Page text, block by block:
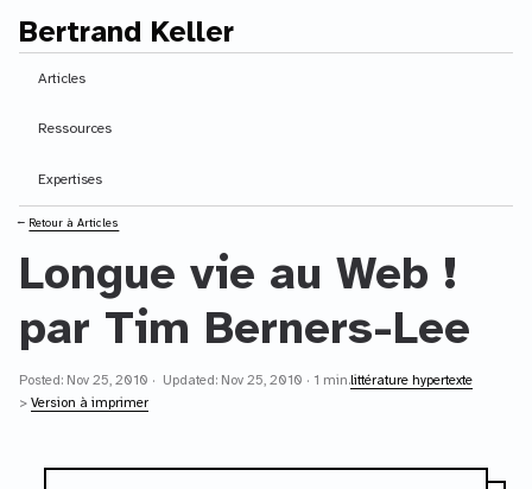
Contenu principal
Bertrand Keller
Articles
Ressources
Expertises
⭠ Retour à Articles
Longue vie au Web !
par Tim Berners-Lee
Posted: Nov 25, 2010 · Updated: Nov 25, 2010 · 1 min.littérature hypertexte
> Version à imprimer